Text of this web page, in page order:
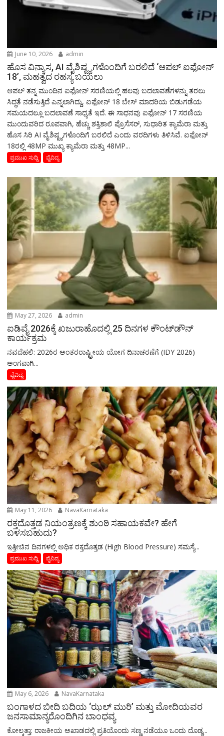
June 10, 2026 admin
ಹೊಸ ವಿನ್ಯಾಸ, AI ವೈಶಿಷ್ಟ್ಯಗಳೊಂದಿಗೆ ಬರಲಿದೆ ‘ಆಪಲ್ ಐಫೋನ್
18’, ಮಹತ್ವದ ರಹಸ್ಯ ಬಯಲು
ಆಪಲ್ ತನ್ನ ಮುಂದಿನ ಐಫೋನ್ ಸರಣಿಯಲ್ಲಿ ಹಲವು ಬದಲಾವಣೆಗಳನ್ನು ತರಲು
ಸಿದ್ಧತೆ ನಡೆಸುತ್ತಿದೆ ಎನ್ನಲಾಗಿದ್ದು, ಐಫೋನ್ 18 ಬೇಸ್ ಮಾದರಿಯ ಬಿಡುಗಡೆಯ
ಸಮಯದಲ್ಲೂ ಬದಲಾವಣೆ ಸಾಧ್ಯತೆ ಇದೆ. ಈ ಸಾಧನವು ಐಫೋನ್ 17 ಸರಣಿಯ
ಮುಂದುವರಿದ ರೂಪವಾಗಿ, ಹೆಚ್ಚು ಶಕ್ತಿಶಾಲಿ ಪ್ರೊಸೆಸರ್, ಸುಧಾರಿತ ಕ್ಯಾಮೆರಾ ಮತ್ತು
ಹೊಸ ಸಿರಿ AI ವೈಶಿಷ್ಟ್ಯಗಳೊಂದಿಗೆ ಬರಲಿದೆ ಎಂದು ವರದಿಗಳು ತಿಳಿಸಿವೆ. ಐಫೋನ್
18ರಲ್ಲಿ 48MP ಮುಖ್ಯ ಕ್ಯಾಮೆರಾ ಮತ್ತು 48MP...
ಪ್ರಮುಖ ಸುದ್ದಿ ವೈವಿದ್ಯ
May 27, 2026 admin
ಐಡಿವೈ 2026ಕ್ಕೆ ಖಜುರಾಹೊದಲ್ಲಿ 25 ದಿನಗಳ ಕೌಂಟ್‌ಡೌನ್
ಕಾರ್ಯಕ್ರಮ
ನವದೆಹಲಿ: 2026ರ ಅಂತರರಾಷ್ಟ್ರೀಯ ಯೋಗ ದಿನಾಚರಣೆಗೆ (IDY 2026)
ಅಂಗವಾಗಿ...
ವೈವಿದ್ಯ
May 11, 2026 NavaKarnataka
ರಕ್ತದೊತ್ತಡ ನಿಯಂತ್ರಣಕ್ಕೆ ಶುಂಠಿ ಸಹಾಯಕವೇ? ಹೇಗೆ
ಬಳಸಬಹುದು?
ಇತ್ತೀಚಿನ ದಿನಗಳಲ್ಲಿ ಅಧಿಕ ರಕ್ತದೊತ್ತಡ (High Blood Pressure) ಸಮಸ್ಯೆ...
ಪ್ರಮುಖ ಸುದ್ದಿ ವೈವಿದ್ಯ
May 6, 2026 NavaKarnataka
ಬಂಗಾಳದ ಬೀದಿ ಬದಿಯ ‘ಝಲ್ ಮುರಿ’ ಮತ್ತು ಮೋದಿಯವರ
ಜನಸಾಮಾನ್ಯರೊಂದಿಗಿನ ಬಾಂಧವ್ಯ
​ಕೋಲ್ಕತ್ತಾ: ರಾಜಕೀಯ ಅಖಾಡದಲ್ಲಿ ಪ್ರತಿಯೊಂದು ಸಣ್ಣ ನಡೆಯೂ ಒಂದು ದೊಡ್ಡ...